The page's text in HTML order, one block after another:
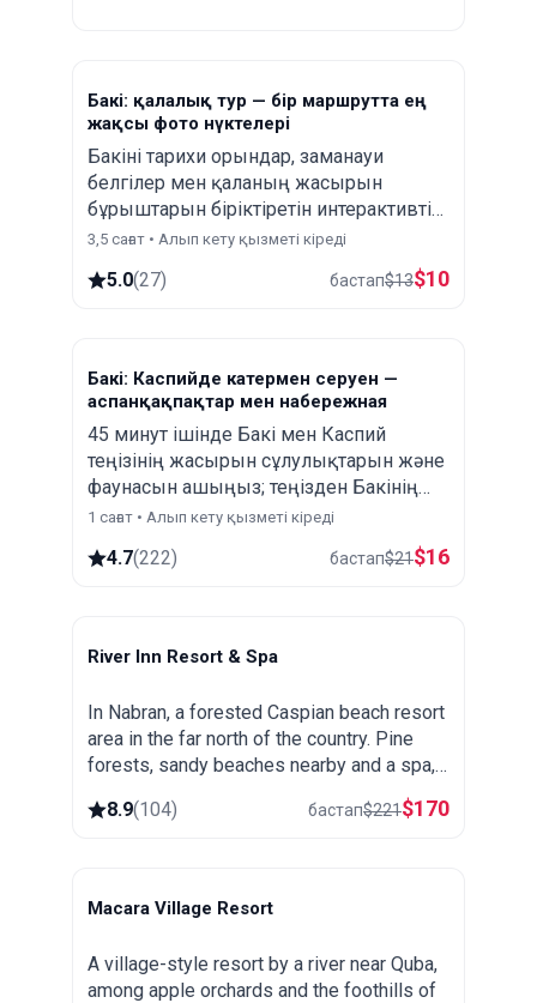
Бакі: қалалық тур — бір маршрутта ең
жақсы фото нүктелері
Бакіні тарихи орындар, заманауи
белгілер мен қаланың жасырын
бұрыштарын біріктіретін интерактивті
жаяу серуенмен зерттеңіз.
ашыңыз, қаланы ашыңыз!
3,5 сағат • Алып кету қызметі кіреді
5.0(27) бастап$13$10
Бакі: Каспийде катермен серуен —
аспанқақпақтар мен набережная
45 минут ішінде Бакі мен Каспий
теңізінің жасырын сұлулықтарын жəне
фаунасын ашыңыз; теңізден Бакінің
толық романтикалық панорамасы
Шығыс пен Батыс сәулетін біріктіретін
сұлулықты ашады.
1 сағат • Алып кету қызметі кіреді
4.7(222) бастап$21$16
Nabran
River Inn Resort & Spa
In Nabran, a forested Caspian beach resort
area in the far north of the country. Pine
forests, sandy beaches nearby and a spa,
popular as a summer getaway from Baku.
8.9(104) бастап$221$170
Quba
Macara Village Resort
A village-style resort by a river near Quba,
among apple orchards and the foothills of